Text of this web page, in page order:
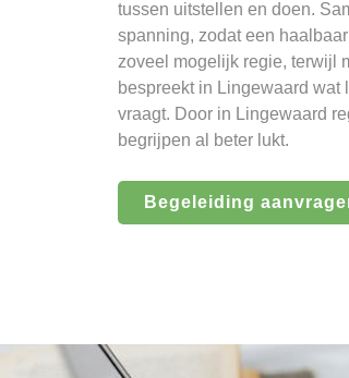
tussen uitstellen en doen.
spanning, zodat een
zoveel mogelijk regie, terwijl
bespreekt in Lingewaard
vraagt. Door in Lingewaard
begrijpen al beter lukt.
Begeleiding